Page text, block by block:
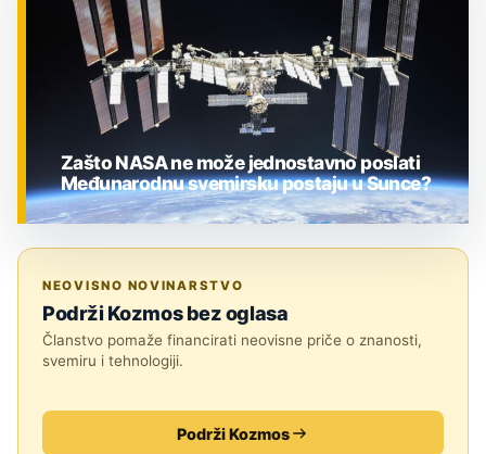
Zašto NASA ne može jednostavno poslati
Međunarodnu svemirsku postaju u Sunce?
NEOVISNO NOVINARSTVO
Podrži Kozmos bez oglasa
Članstvo pomaže financirati neovisne priče o znanosti,
svemiru i tehnologiji.
Podrži Kozmos